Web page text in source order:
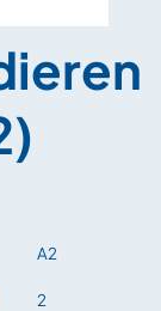
A2
2